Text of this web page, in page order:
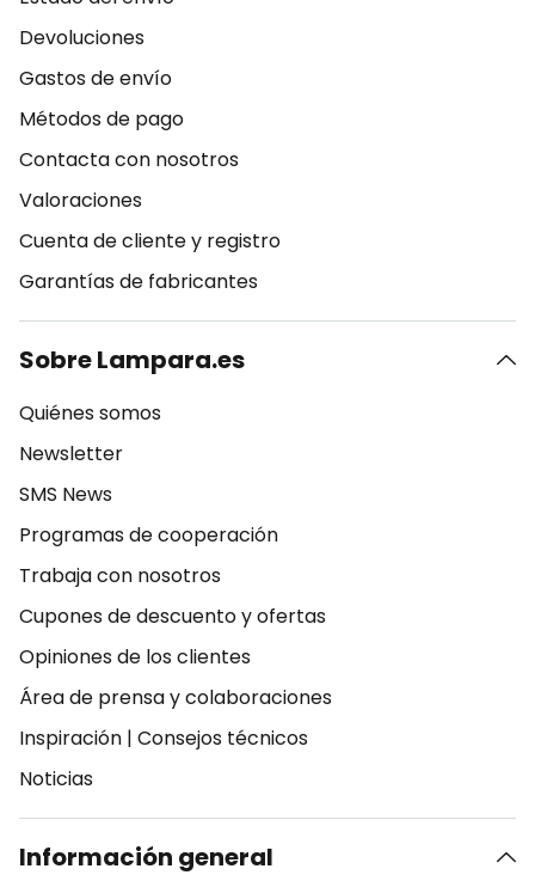
Devoluciones
Gastos de envío
Métodos de pago
Contacta con nosotros
Valoraciones
Cuenta de cliente y registro
Garantías de fabricantes
Sobre Lampara.es
Quiénes somos
Newsletter
SMS News
Programas de cooperación
Trabaja con nosotros
Cupones de descuento y ofertas
Opiniones de los clientes
Área de prensa y colaboraciones
Inspiración | Consejos técnicos
Noticias
Información general